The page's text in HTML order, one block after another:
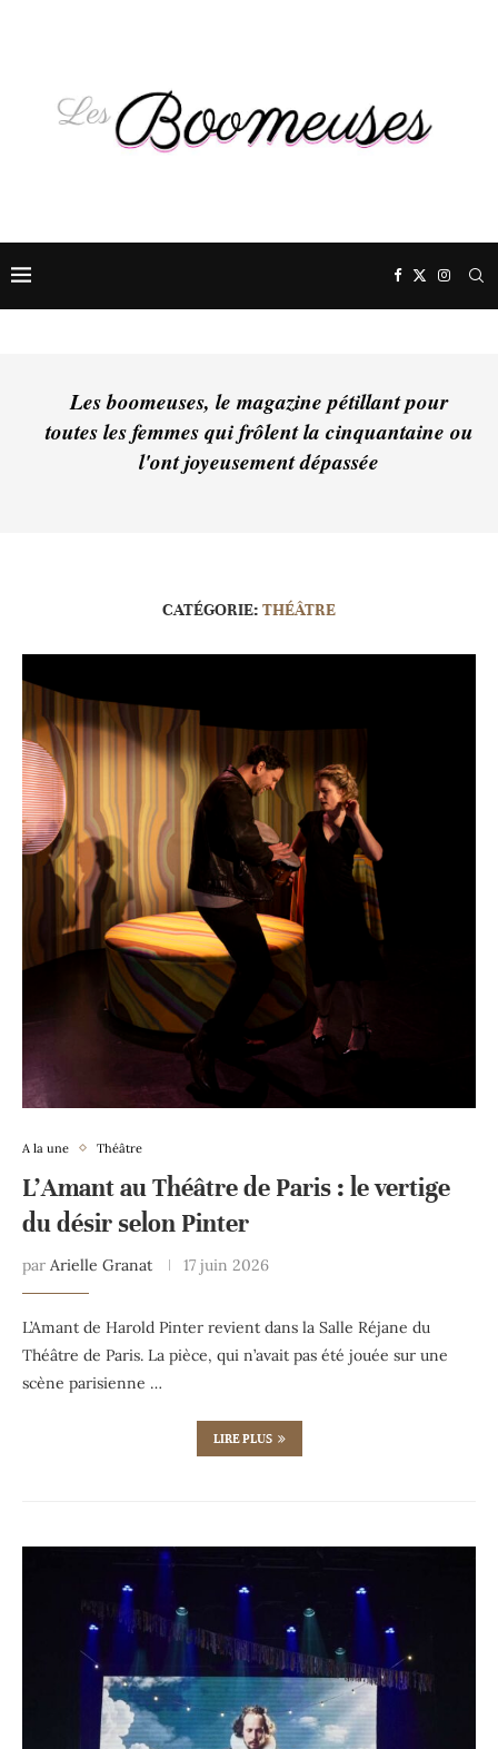
Les boomeuses, le magazine pétillant pour
toutes les femmes qui frôlent la cinquantaine ou
l'ont joyeusement dépassée
CATÉGORIE: THÉÂTRE
A la une Théâtre
L’Amant au Théâtre de Paris : le vertige
du désir selon Pinter
par Arielle Granat 17 juin 2026
L’Amant de Harold Pinter revient dans la Salle Réjane du
Théâtre de Paris. La pièce, qui n’avait pas été jouée sur une
scène parisienne …
LIRE PLUS